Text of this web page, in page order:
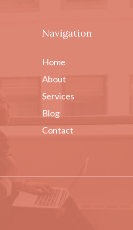
Navigation
Home
About
Services
Blog
Contact